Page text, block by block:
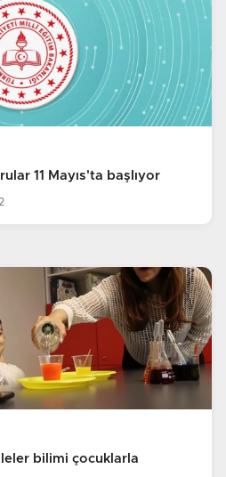
11 Mayıs'ta başlıyor
bilimi çocuklarla